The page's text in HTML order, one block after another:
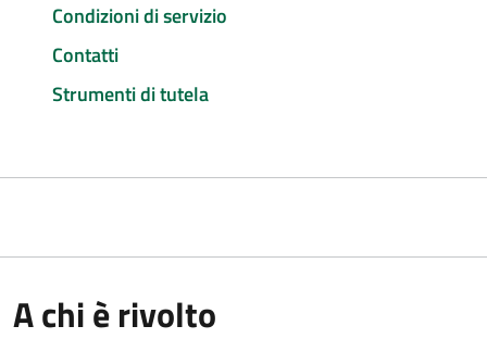
Condizioni di servizio
Contatti
Strumenti di tutela
A chi è rivolto